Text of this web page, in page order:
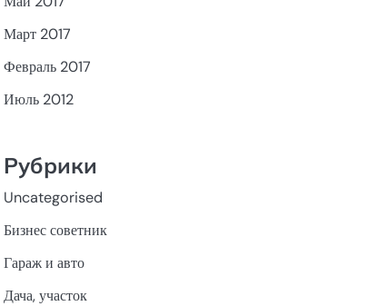
Март 2017
Февраль 2017
Июль 2012
Рубрики
Uncategorised
Бизнес советник
Гараж и авто
Дача, участок